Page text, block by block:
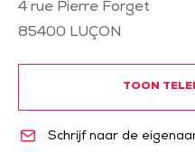
4 rue Pierre Forget
85400 LUÇON
TOON
Schrijf naar de